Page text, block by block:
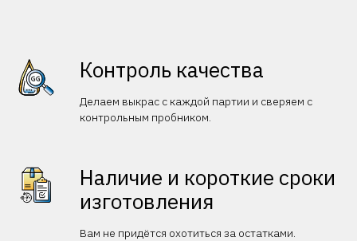
Контроль качества
Делаем выкрас с каждой партии и сверяем с
контрольным пробником.
Наличие и короткие сроки
изготовления
Вам не придётся охотиться за остатками.